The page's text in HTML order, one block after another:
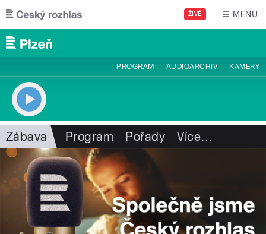
Přejít k hlavnímu obsahu
ŽIVĚ MENU
PROGRAM AUDIOARCHIV KAMERY
Zábava Program Pořady Více…